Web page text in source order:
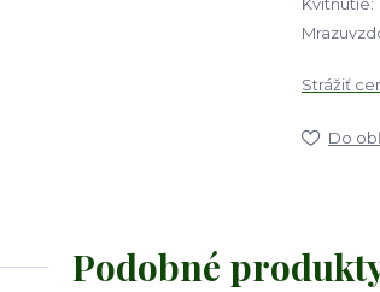
Strážiť
Do
Podobné